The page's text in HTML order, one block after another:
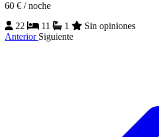
60 € / noche
22
11 1
Sin opiniones
Anterior Siguiente